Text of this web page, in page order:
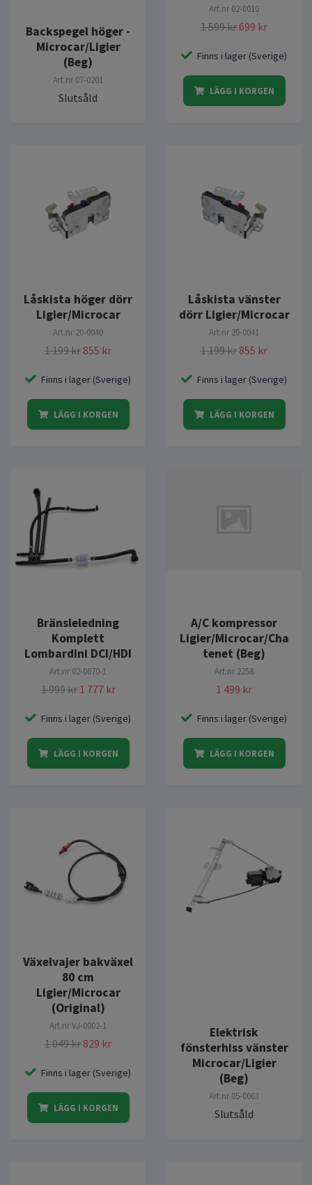
Backspegel höger -
Microcar/Ligier
(Beg)
Art.nr 07-0201
Slutsåld
Art.nr 02-0010
1 599 kr 699 kr
Finns i lager (Sverige)
LÄGG I KORGEN
Låskista höger dörr
Ligier/Microcar
Art.nr 20-0040
1 199 kr 855 kr
Finns i lager (Sverige)
LÄGG I KORGEN
Låskista vänster
dörr Ligier/Microcar
Art.nr 20-0041
1 199 kr 855 kr
Finns i lager (Sverige)
LÄGG I KORGEN
Bränsleledning
Komplett
Lombardini DCI/HDI
Art.nr 02-0070-1
1 999 kr 1 777 kr
Finns i lager (Sverige)
LÄGG I KORGEN
A/C kompressor
Ligier/Microcar/Cha
tenet (Beg)
Art.nr 2258
1 499 kr
Finns i lager (Sverige)
LÄGG I KORGEN
Växelvajer bakväxel
80 cm
Ligier/Microcar
(Original)
Art.nrVJ-0002-1
1 049 kr 829 kr
Finns i lager (Sverige)
LÄGG I KORGEN
Elektrisk
fönsterhiss vänster
Microcar/Ligier
(Beg)
Art.nr 05-0063
Slutsåld